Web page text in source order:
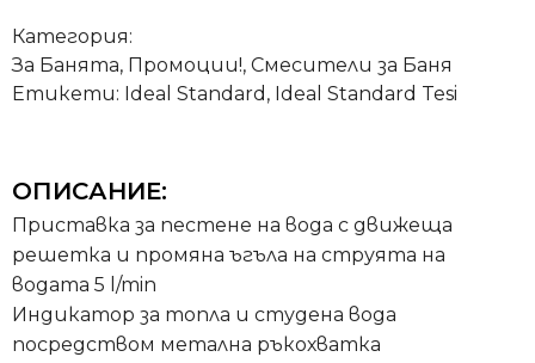
Категория:
За Банята, Промоции!, Смесители за Баня
Етикети: Ideal Standard , Ideal Standard Tesi
ОПИСАНИЕ:
Приставка за пестене на вода с движеща
решетка и промяна ъгъла на струята на
водата 5 l/min
Индикатор за топла и студена вода
посредством метална ръкохватка